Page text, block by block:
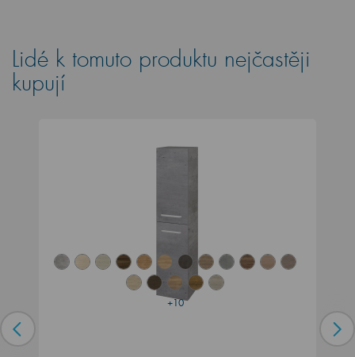
Lidé k tomuto produktu nejčastěji
kupují
+10